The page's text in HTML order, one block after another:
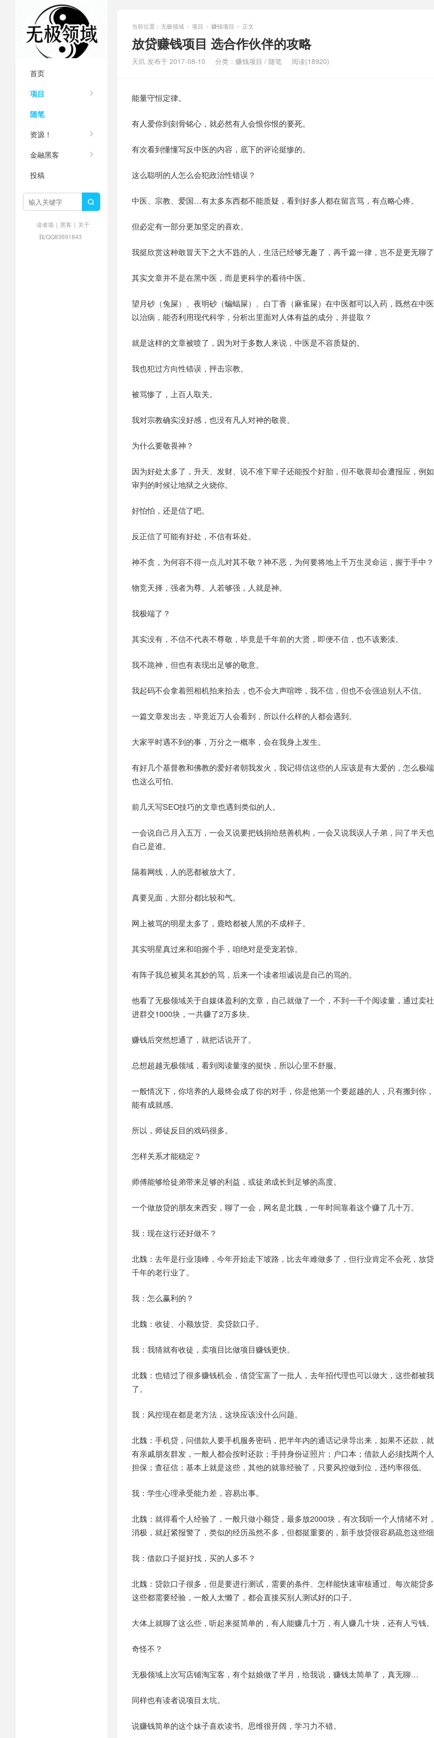
首页
项目
随笔
资源！
金融黑客
投稿

读者墙 | 黑客 | 关于
我/QQ83691843
当前位置： 无极领域 > 项目 > 赚钱项目 > 正文
放贷赚钱项目 选合作伙伴的攻略
天玑 发布于 2017-08-10 分类： 赚钱项目 / 随笔 阅读(18920)
能量守恒定律。
有人爱你到刻骨铭心，就必然有人会恨你恨的要死。
有次看到懂懂写反中医的内容，底下的评论挺惨的。
这么聪明的人怎么会犯政治性错误？
中医、宗教、爱国…有太多东西都不能质疑，看到好多人都在留言骂，有点略心疼。
但必定有一部分更加坚定的喜欢。
我挺欣赏这种敢冒天下之大不韪的人，生活已经够无趣了，再千篇一律，岂不是更无聊
其实文章并不是在黑中医，而是更科学的看待中医。
望月砂（兔屎）、夜明砂（蝙蝠屎）、白丁香（麻雀屎）在中医都可以入药，既然在中
以治病，能否利用现代科学，分析出里面对人体有益的成分，并提取？
就是这样的文章被喷了，因为对于多数人来说，中医是不容质疑的。
我也犯过方向性错误，抨击宗教。
被骂惨了，上百人取关。
我对宗教确实没好感，也没有凡人对神的敬畏。
为什么要敬畏神？
因为好处太多了，升天、发财、说不准下辈子还能投个好胎，但不敬畏却会遭报应，例
审判的时候让地狱之火烧你。
好怕怕，还是信了吧。
反正信了可能有好处，不信有坏处。
神不贪，为何容不得一点儿对其不敬？神不恶，为何要将地上千万生灵命运，握于手中？
物竞天择，强者为尊。人若够强，人就是神。
我极端了？
其实没有，不信不代表不尊敬，毕竟是千年前的大贤，即便不信，也不该亵渎。
我不跪神，但也有表现出足够的敬意。
我起码不会拿着照相机拍来拍去，也不会大声喧哗，我不信，但也不会强迫别人不信。
一篇文章发出去，毕竟近万人会看到，所以什么样的人都会遇到。
大家平时遇不到的事，万分之一概率，会在我身上发生。
有好几个基督教和佛教的爱好者朝我发火，我记得信这些的人应该是有大爱的，怎么极
也这么可怕。
前几天写SEO技巧的文章也遇到类似的人。
一会说自己月入五万，一会又说要把钱捐给慈善机构，一会又说我误人子弟，问了半天
自己是谁。
隔着网线，人的恶都被放大了。
真要见面，大部分都比较和气。
网上被骂的明星太多了，鹿晗都被人黑的不成样子。
其实明星真过来和咱握个手，咱绝对是受宠若惊。
有阵子我总被莫名其妙的骂，后来一个读者坦诚说是自己的骂的。
他看了无极领域关于自媒体盈利的文章，自己就做了一个，不到一千个阅读量，通过卖
进群交1000块，一共赚了2万多块。
赚钱后突然想通了，就把话说开了。
总想超越无极领域，看到阅读量涨的挺快，所以心里不舒服。
一般情况下，你培养的人最终会成了你的对手，你是他第一个要超越的人，只有搬到你
能有成就感。
所以，师徒反目的戏码很多。
怎样关系才能稳定？
师傅能够给徒弟带来足够的利益，或徒弟成长到足够的高度。
一个做放贷的朋友来西安，聊了一会，网名是北魏，一年时间靠着这个赚了几十万。
我：现在这行还好做不？
北魏：去年是行业顶峰，今年开始走下坡路，比去年难做多了，但行业肯定不会死，放
千年的老行业了。
我：怎么赢利的？
北魏：收徒、小额放贷、卖贷款口子。
我：我猜就有收徒，卖项目比做项目赚钱更快。
北魏：也错过了很多赚钱机会，借贷宝富了一批人，去年招代理也可以做大，这些都被
了。
我：风控现在都是老方法，这块应该没什么问题。
北魏：手机贷，问借款人要手机服务密码，把半年内的通话记录导出来，如果不还款，
有亲戚朋友群发，一般人都会按时还款；手持身份证照片；户口本；借款人必须找两个
担保；查征信；基本上就是这些，其他的就靠经验了，只要风控做到位，违约率很低。
我：学生心理承受能力差，容易出事。
北魏：就得看个人经验了，一般只做小额贷，最多放2000块，有次我听一个人情绪不对
消极，就赶紧报警了，类似的经历虽然不多，但都挺重要的，新手放贷很容易疏忽这些
我：借款口子挺好找，买的人多不？
北魏：贷款口子很多，但是要进行测试，需要的条件、怎样能快速审核通过、每次能贷
这些都需要经验，一般人太懒了，都会直接买别人测试好的口子。
大体上就聊了这么些，听起来挺简单的，有人能赚几十万，有人赚几十块，还有人亏钱。
奇怪不？
无极领域上次写店铺淘宝客，有个姑娘做了半月，给我说，赚钱太简单了，真无聊…
同样也有读者说项目太坑。
说赚钱简单的这个妹子喜欢读书。思维很开阔，学习力不错。